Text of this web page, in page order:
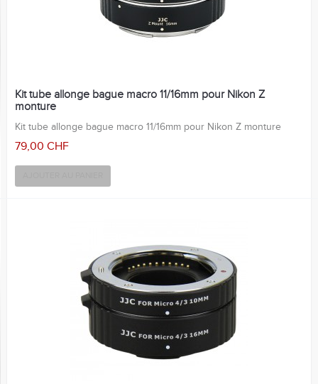
Kit tube allonge bague macro 11/16mm pour Nikon Z
monture
Kit tube allonge bague macro 11/16mm pour Nikon Z monture
79,00 CHF